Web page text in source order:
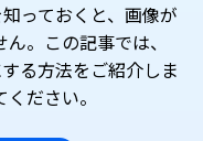
っておくと、画像が
。この記事では、
る方法をご紹介しま
ださい。